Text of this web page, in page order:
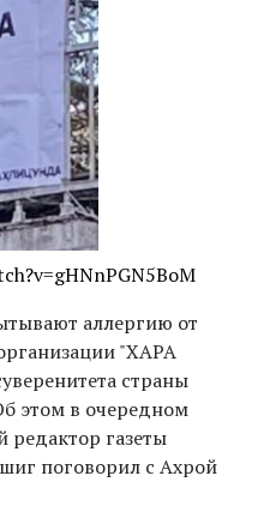
аллергию от
"ХАРА
страны
этом в очередном
редактор газеты
поговорил с Ахрой